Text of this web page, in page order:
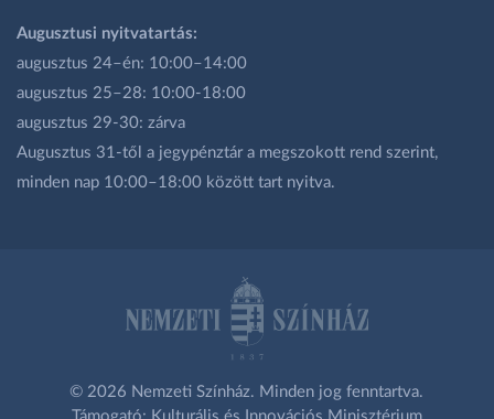
Augusztusi nyitvatartás:
augusztus 24–én: 10:00–14:00
augusztus 25–28: 10:00-18:00
augusztus 29-30: zárva
Augusztus 31-től a jegypénztár a megszokott rend szerint,
minden nap 10:00–18:00 között tart nyitva.
© 2026 Nemzeti Színház. Minden jog fenntartva.